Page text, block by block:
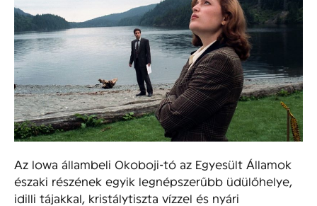
Az Iowa állambeli Okoboji-tó az Egyesült Államok
északi részének egyik legnépszerűbb üdülőhelye,
idilli tájakkal, kristálytiszta vízzel és nyári